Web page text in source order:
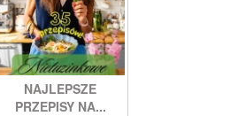
NAJLEPSZE
PRZEPISY NA...